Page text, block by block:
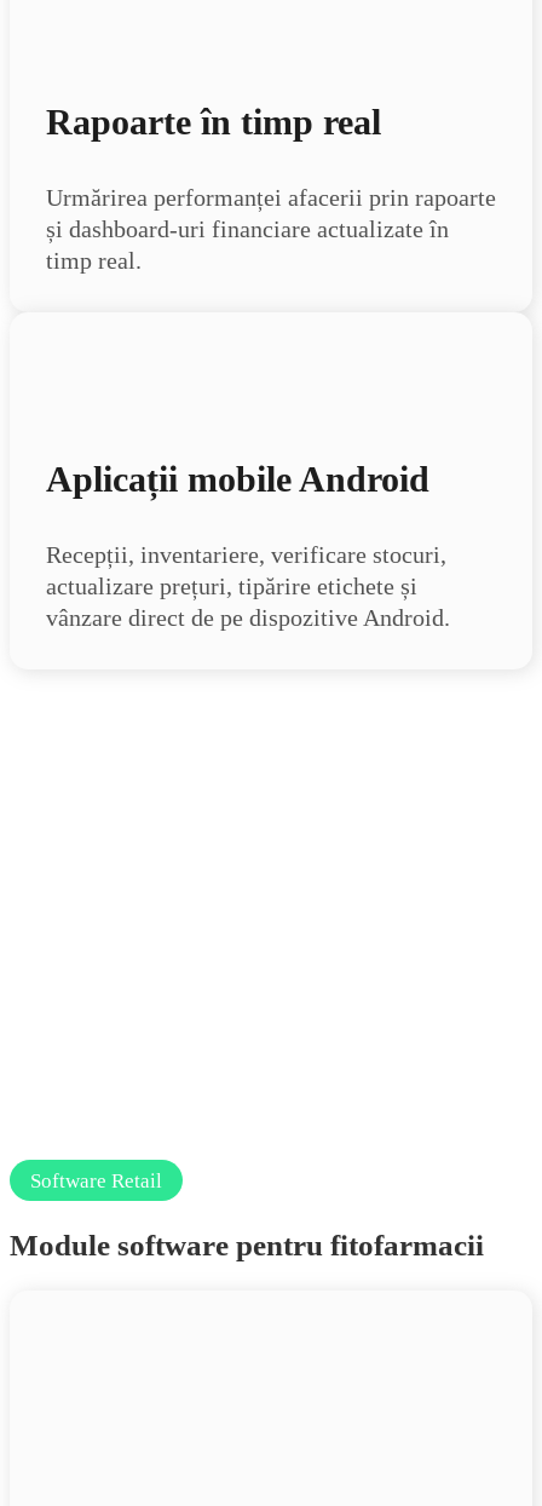
Rapoarte în timp real
Urmărirea performanței afacerii prin rapoarte
și dashboard-uri financiare actualizate în
timp real.
Aplicații mobile Android
Recepții, inventariere, verificare stocuri,
actualizare prețuri, tipărire etichete și
vânzare direct de pe dispozitive Android.
Software Retail
Module software pentru fitofarmacii